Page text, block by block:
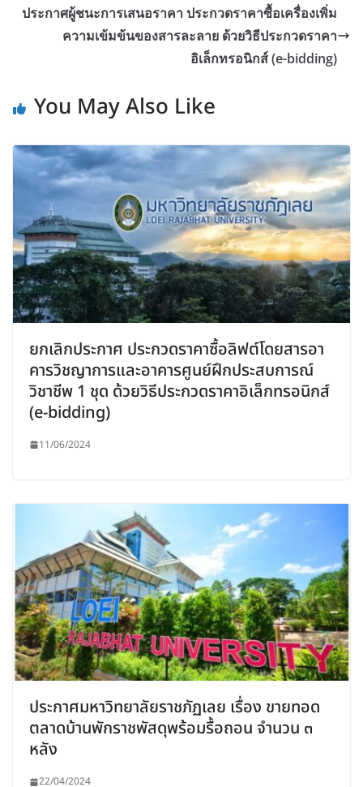
ประกาศผู้ชนะการเสนอราคา ประกวดราคาซื้อเครื่องเพิ่ม
ความเข้มข้นของสารละลาย ด้วยวิธีประกวดราคา
อิเล็กทรอนิกส์ (e-bidding)
You May Also Like
ยกเลิกประกาศ ประกวดราคาซื้อลิฟต์โดยสารอา
คารวิชญาการและอาคารศูนย์ฝึกประสบการณ์
วิชาชีพ 1 ชุด ด้วยวิธีประกวดราคาอิเล็กทรอนิกส์
(e-bidding)
11/06/2024
ประกาศมหาวิทยาลัยราชภัฏเลย เรื่อง ขายทอด
ตลาดบ้านพักราชพัสดุพร้อมรื้อถอน จำนวน ๓
หลัง
22/04/2024